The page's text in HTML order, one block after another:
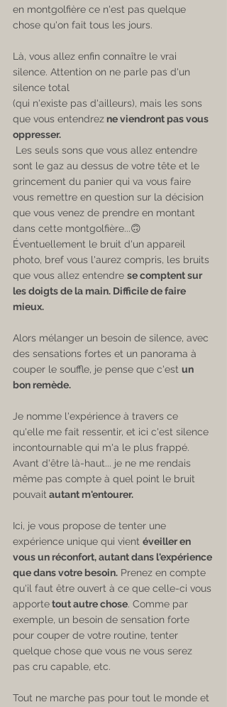
en montgolfière ce n'est pas quelque
chose qu'on fait tous les jours.
Là, vous allez enfin connaître le vrai
silence. Attention on ne parle pas d'un
silence total
(qui n'existe pas d'ailleurs), mais les sons
que vous entendrez ne viendront pas vous
oppresser.
Les seuls sons que vous allez entendre
sont le gaz au dessus de votre tête et le
grincement du panier qui va vous faire
vous remettre en question sur la décision
que vous venez de prendre en montant
dans cette montgolfière...🙃
Éventuellement le bruit d'un appareil
photo, bref vous l'aurez compris, les bruits
que vous allez entendre se comptent sur
les doigts de la main. Difficile de faire
mieux.
Alors mélanger un besoin de silence, avec
des sensations fortes et un panorama à
couper le souffle, je pense que c'est un
bon remède. ​
Je nomme l'expérience à travers ce
qu'elle me fait ressentir, et ici c'est silence
incontournable qui m'a le plus frappé.
Avant d'être là-haut... je ne me rendais
même pas compte à quel point le bruit
pouvait autant m'entourer.
Ici, je vous propose de tenter une
expérience unique qui vient éveiller en
vous un réconfort, autant dans l'expérience
que dans votre besoin. Prenez en compte
qu'il faut être ouvert à ce que celle-ci vous
apporte tout autre chose. Comme par
exemple, un besoin de sensation forte
pour couper de votre routine, tenter
quelque chose que vous ne vous serez
pas cru capable, etc.
Tout ne marche pas pour tout le monde et